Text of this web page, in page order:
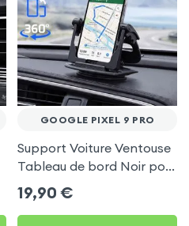
GOOGLE PIXEL 9 PRO
Support Voiture Ventouse
Tableau de bord Noir pour
Google Pixel 9 Pro
19,90 €